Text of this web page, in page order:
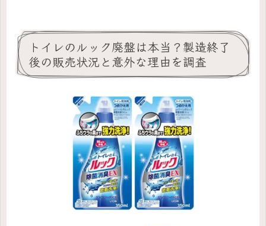
トイレのルック廃盤は本当？製造終了
後の販売状況と意外な理由を調査